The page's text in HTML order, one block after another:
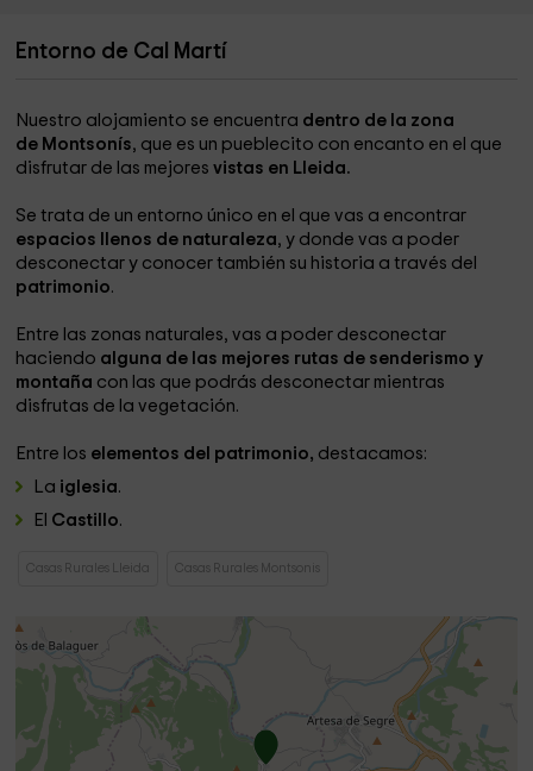
Entorno de Cal Martí
Nuestro alojamiento se encuentra dentro de la zona
de Montsonís, que es un pueblecito con encanto en el que
disfrutar de las mejoresvistas en Lleida.
Se trata de un entorno único en el que vas a encontrar
espacios llenos de naturaleza, y donde vas a poder
desconectar y conocer también su historia a través del
patrimonio.
Entre las zonas naturales, vas a poder desconectar
haciendo alguna de las mejores rutas de senderismo y
montaña con las que podrás desconectar mientras
disfrutas de la vegetación.
Entre los elementos del patrimonio, destacamos:
La iglesia.
El Castillo.
Casas Rurales Lleida Casas Rurales Montsonis